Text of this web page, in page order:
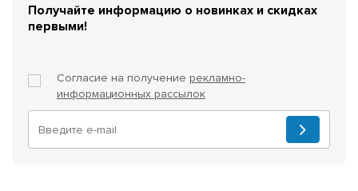
Получайте информацию о новинках и скидках
первыми!
Согласие на получение рекламно-
информационных рассылок